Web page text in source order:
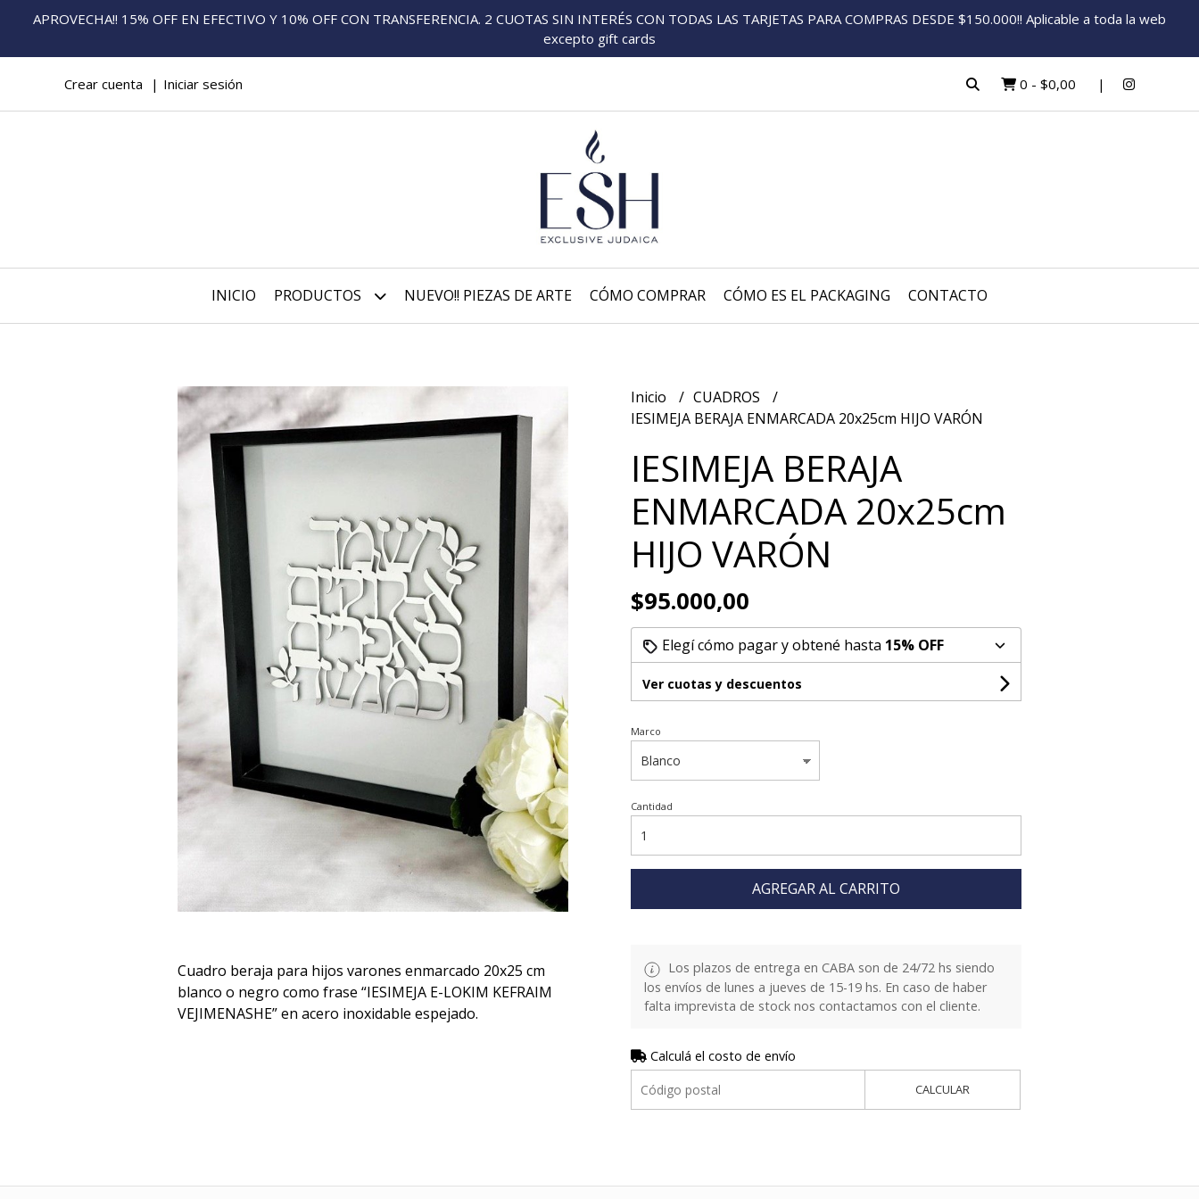
APROVECHA!! 15% OFF EN EFECTIVO Y 10% OFF CON TRANSFERENCIA. 2 CUOTAS SIN INTERÉS CON TODAS LAS TARJETAS PARA COMPRAS DESDE $150.000!! Aplicable a toda la web
excepto gift cards
Crear cuenta Iniciar sesión 0 - $0,00
INICIO PRODUCTOS NUEVO!! PIEZAS DE ARTE CÓMO COMPRAR CÓMO ES EL PACKAGING CONTACTO
Cuadro beraja para hijos varones enmarcado 20x25 cm
blanco o negro como frase “IESIMEJA E-LOKIM KEFRAIM
VEJIMENASHE” en acero inoxidable espejado.
Inicio
CUADROS
IESIMEJA BERAJA ENMARCADA 20x25cm HIJO VARÓN
IESIMEJA BERAJA
ENMARCADA 20x25cm
HIJO VARÓN
$95.000,00
Elegí cómo pagar y obtené hasta 15% OFF
Ver cuotas y descuentos
Marco
Cantidad
AGREGAR AL CARRITO
Los plazos de entrega en CABA son de 24/72 hs siendo
los envíos de lunes a jueves de 15-19 hs. En caso de haber
falta imprevista de stock nos contactamos con el cliente.
Calculá el costo de envío
CALCULAR